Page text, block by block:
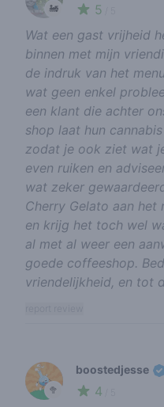
🚂 5
Wat een gast vrijheid
binnen met mijn
de indruk van het
wat geen enkel
een klant die achter
shop laat hun
zodat je ook ziet wat
even ruiken en
wat zeker
Cherry Gelato aan het
en krijg het toch wel
al met al weer een
goede coffeeshop.
vriendelijkheid, en tot
🥦
boostedjesse
4